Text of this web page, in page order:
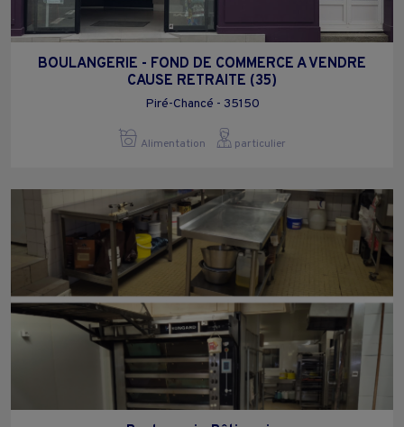
BOULANGERIE - FOND DE COMMERCE A VENDRE
CAUSE RETRAITE (35)
Piré-Chancé - 35150
Alimentation particulier